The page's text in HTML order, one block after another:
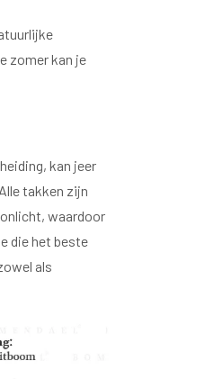
zomer kan je
kan jeer
takken zijn
waardoor
die het beste
als